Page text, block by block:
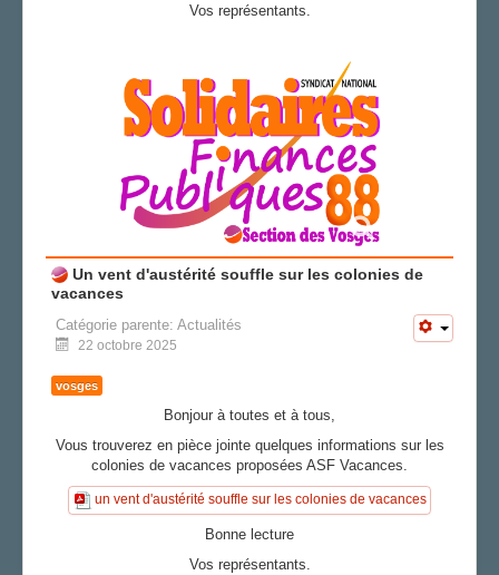
Vos représentants.
Un vent d'austérité souffle sur les colonies de
vacances
Catégorie parente: Actualités
22 octobre 2025
vosges
Bonjour à toutes et à tous,
Vous trouverez en pièce jointe quelques informations sur les
colonies de vacances proposées ASF Vacances.
un vent d'austérité souffle sur les colonies de vacances
Bonne lecture
Vos représentants.